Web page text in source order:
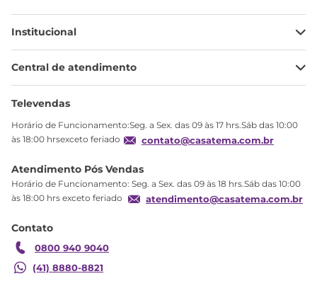
Institucional
Minha Conta
Meus pedidos
Troca
Garantia
Central de atendimento
Ajuda
Televendas
Horário de Funcionamento:Seg. a Sex. das 09 às 17 hrs.Sáb das 10:00
às 18:00 hrsexceto feriado
contato@casatema.com.br
Atendimento Pós Vendas
Horário de Funcionamento: Seg. a Sex. das 09 às 18 hrs.Sáb das 10:00
às 18:00 hrs exceto feriado
atendimento@casatema.com.br
Contato
0800 940 9040
(41) 8880-8821